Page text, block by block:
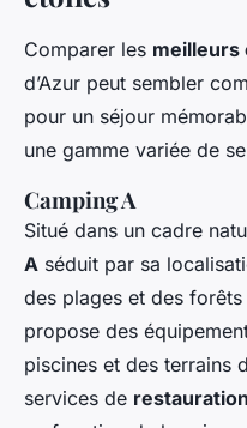
Comparer les meilleurs
d’Azur peut sembler
pour un séjour
une gamme variée de
Camping A
Situé dans un cadre
A séduit par sa
des plages et des
propose des
piscines et des terrains
services de restauration